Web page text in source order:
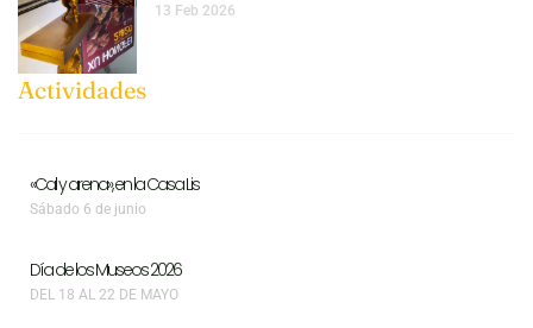
13 Feb 2026
Actividades
«Cal y arena», en la Casa Lis
Sábado 6 de junio
Día de los Museos 2026
DEL 18 AL 22 DE MAYO